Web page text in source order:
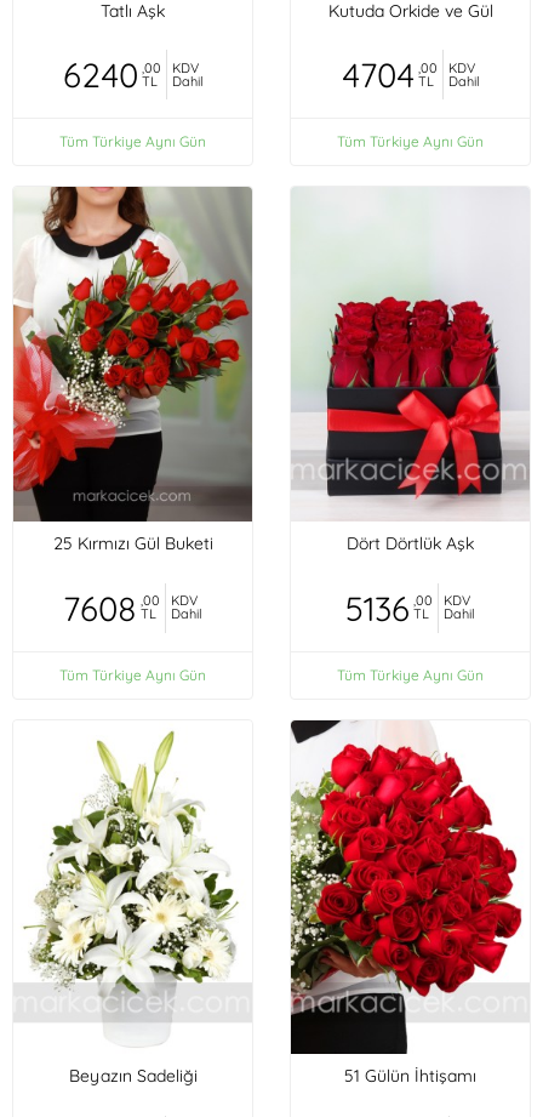
Tatlı Aşk
6240 ,00
TL
KDV
Dahil
Tüm Türkiye Aynı Gün
Kutuda Orkide ve Gül
4704 ,00
TL
KDV
Dahil
Tüm Türkiye Aynı Gün
25 Kırmızı Gül Buketi
7608 ,00
TL
KDV
Dahil
Tüm Türkiye Aynı Gün
Dört Dörtlük Aşk
5136 ,00
TL
KDV
Dahil
Tüm Türkiye Aynı Gün
Beyazın Sadeliği 51 Gülün İhtişamı